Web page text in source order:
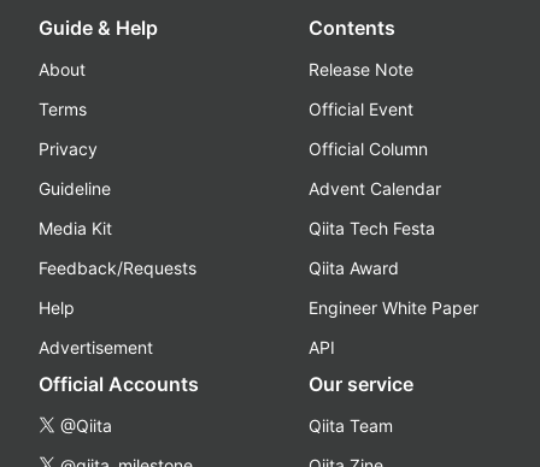
Guide & Help
About
Terms
Privacy
Guideline
Media Kit
Feedback/Requests
Help
Advertisement
Contents
Release Note
Official Event
Official Column
Advent Calendar
Qiita Tech Festa
Qiita Award
Engineer White Paper
API
Official Accounts
@Qiita
Our service
Qiita Team